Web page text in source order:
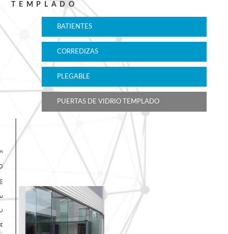
TEMPLADO
BATIENTES
CORREDIZAS
PLEGABLE
PUERTAS DE VIDRIO TEMPLADO